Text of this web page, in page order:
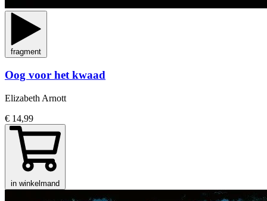
fragment
Oog voor het kwaad
Elizabeth Arnott
€ 14,99
in winkelmand